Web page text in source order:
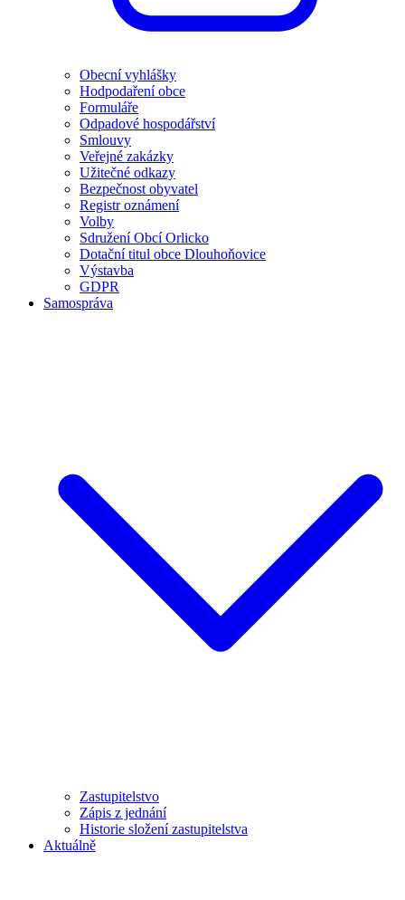
Obecní vyhlášky
Hodpodaření obce
Formuláře
Odpadové hospodářství
Smlouvy
Veřejné zakázky
Užitečné odkazy
Bezpečnost obyvatel
Registr oznámení
Volby
Sdružení Obcí Orlicko
Dotační titul obce Dlouhoňovice
Výstavba
GDPR
Samospráva
Zastupitelstvo
Zápis z jednání
Historie složení zastupitelstva
Aktuálně